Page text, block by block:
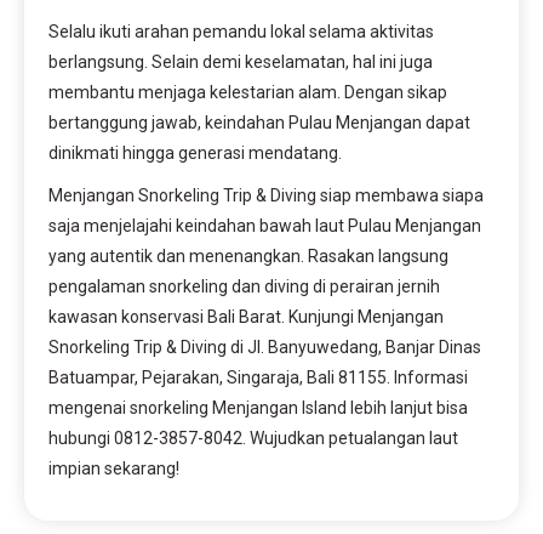
Selalu ikuti arahan pemandu lokal selama aktivitas
berlangsung. Selain demi keselamatan, hal ini juga
membantu menjaga kelestarian alam. Dengan sikap
bertanggung jawab, keindahan Pulau Menjangan dapat
dinikmati hingga generasi mendatang.
Menjangan Snorkeling Trip & Diving siap membawa siapa
saja menjelajahi keindahan bawah laut Pulau Menjangan
yang autentik dan menenangkan. Rasakan langsung
pengalaman snorkeling dan diving di perairan jernih
kawasan konservasi Bali Barat. Kunjungi Menjangan
Snorkeling Trip & Diving di Jl. Banyuwedang, Banjar Dinas
Batuampar, Pejarakan, Singaraja, Bali 81155. Informasi
mengenai snorkeling Menjangan Island lebih lanjut bisa
hubungi 0812-3857-8042. Wujudkan petualangan laut
impian sekarang!